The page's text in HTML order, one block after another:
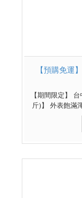
【預購免運
【期間限定】
斤)】 外表飽滿
化、甜蜜多汁，
的口感是其他水
日起~2026/8/16